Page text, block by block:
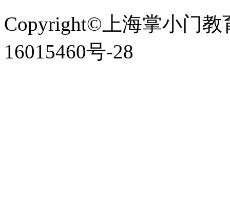
Copyright©上海掌小门教
16015460号-28